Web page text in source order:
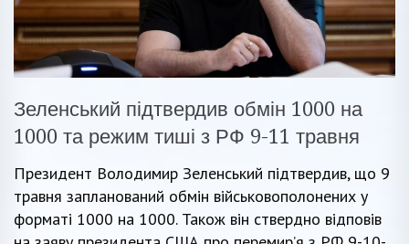
Зеленський підтвердив обмін 1000 на
1000 та режим тиші з РФ 9-11 травня
Президент Володимир Зеленський підтвердив, що 9
травня запланований обмін військовополонених у
форматі 1000 на 1000. Також він ствердно відповів